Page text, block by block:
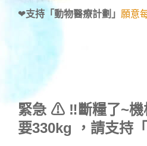
❤支持「動物醫療計劃」 願意
緊急 ⚠ ‼斷糧了~機
要330kg ， 請支持